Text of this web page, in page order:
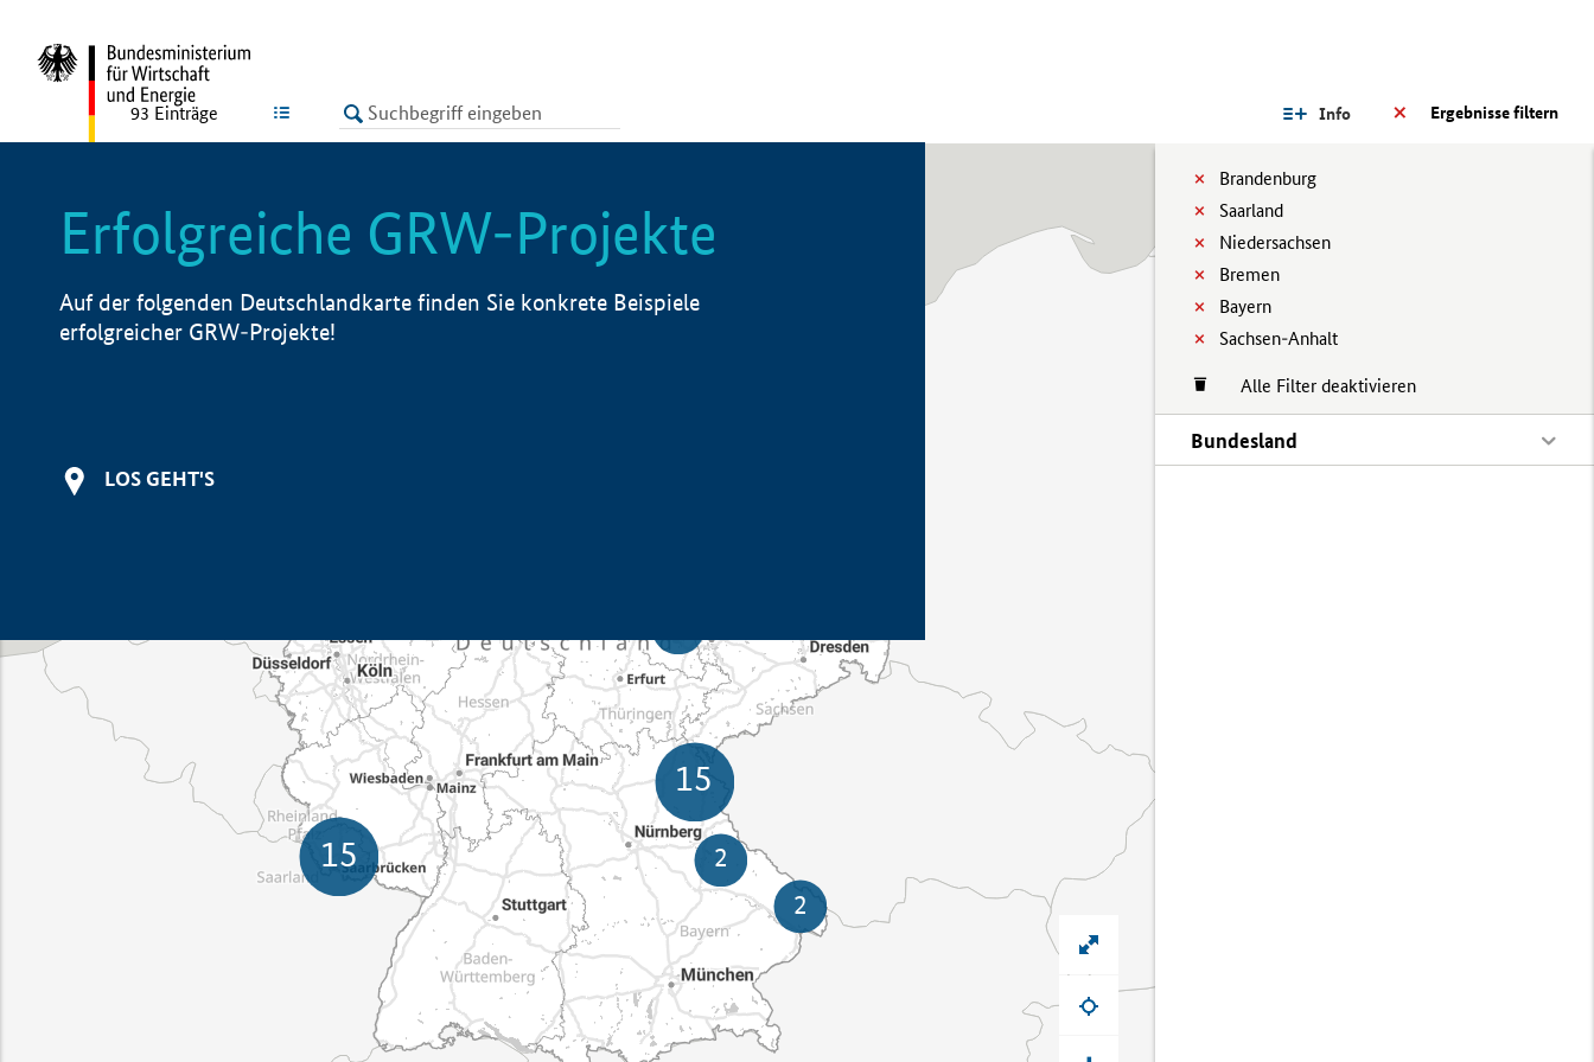
LISTE Ergebnisse filtern
Info
Brandenburg
Saarland
Niedersachsen
Bremen
Bayern
Sachsen-Anhalt
Alle Filter deaktivieren
Bundesland
93 Einträge
Erfolgreiche GRW-Projekte
Auf der folgenden Deutschlandkarte finden Sie konkrete Beispiele
erfolgreicher GRW-Projekte!
LOS GEHT'S